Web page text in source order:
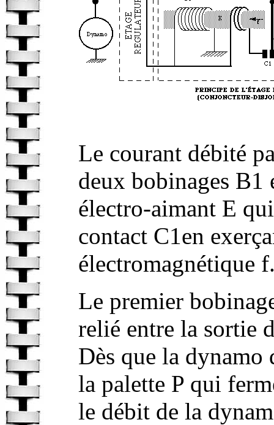
Le courant débité
deux bobinages B1
électro-aimant E
contact C1en
électromagnétique
Le premier
relié entre la sortie
Dès que la dynamo
la palette P qui
le débit de la